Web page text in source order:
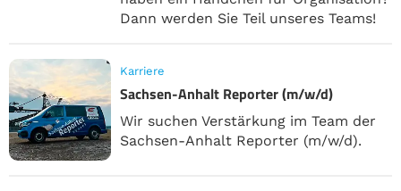
Dann werden Sie Teil unseres Teams!
Karriere
Sachsen-Anhalt Reporter (m/w/d)
Wir suchen Verstärkung im Team der
Sachsen-Anhalt Reporter (m/w/d).